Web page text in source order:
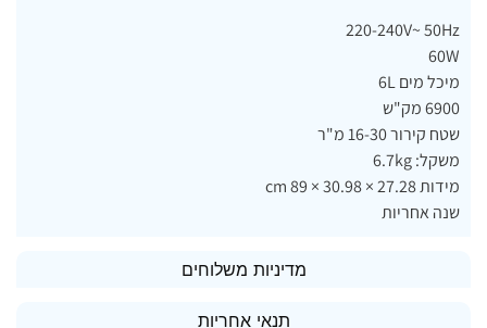
מדיניות משלוחים
תנאי אחריות
220-240V~ 50Hz
60W
מיכל מים 6L
6900 מק"ש
שטח קירור 16-30 מ"ר
משקל: 6.7kg
מידות 27.28 × 30.98 × 89 cm
שנה אחריות